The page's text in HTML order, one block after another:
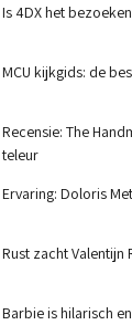
Is 4DX het
MCU kijkgids: de
Recensie: The
teleur
Ervaring: Doloris
Rust zacht Valentijn
Barbie is hilarisch